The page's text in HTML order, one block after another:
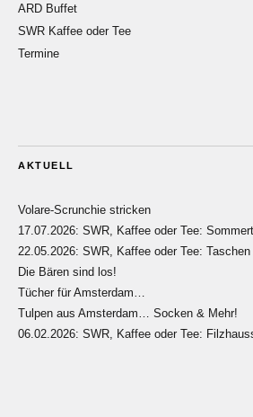
ARD Buffet
SWR Kaffee oder Tee
Termine
AKTUELL
Volare-Scrunchie stricken
17.07.2026: SWR, Kaffee oder Tee:
22.05.2026: SWR, Kaffee oder Tee:
Die Bären sind los!
Tücher für Amsterdam…
Tulpen aus Amsterdam… Socken & Mehr!
06.02.2026: SWR, Kaffee oder Tee: